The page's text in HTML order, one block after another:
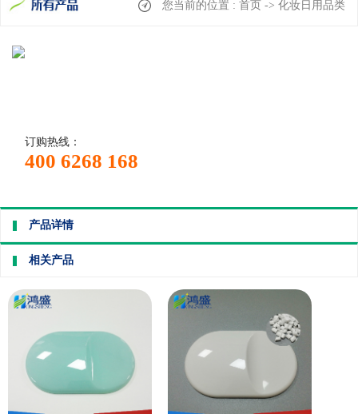
您当前的位置 : 首页 -> 化妆日用品类
订购热线：
400 6268 168
产品详情
相关产品